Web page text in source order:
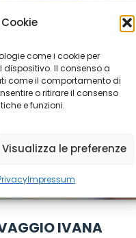
come i cookie per
Il consenso a
come il comportamento di
o ritirare il consenso
e funzioni.
Visualizza le preferenze
Impressum
IVANA